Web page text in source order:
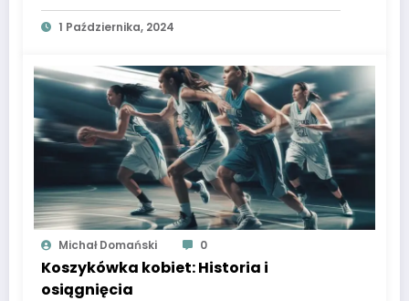
1 Października, 2024
Michał Domański 0
Koszykówka kobiet: Historia i
osiągnięcia